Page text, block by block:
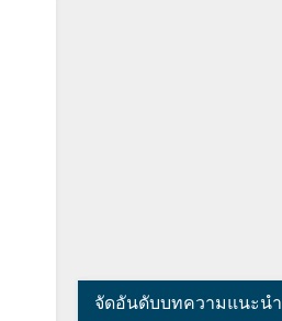
จัดอันดับบทความแนะนำ